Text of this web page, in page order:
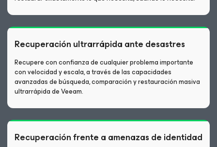
Recuperación ultrarrápida ante desastres
Recupere con confianza de cualquier problema importante
con velocidad y escala, a través de las capacidades
avanzadas de búsqueda, comparación y restauración masiva
ultrarrápida de Veeam.
Recuperación frente a amenazas de identidad